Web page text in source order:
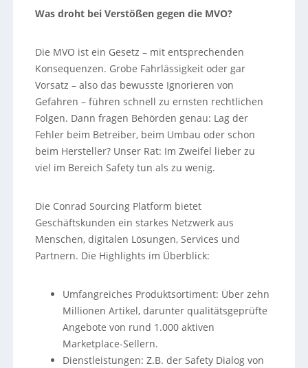
Was droht bei Verstößen gegen die MVO?
Die MVO ist ein Gesetz – mit entsprechenden
Konsequenzen. Grobe Fahrlässigkeit oder gar
Vorsatz – also das bewusste Ignorieren von
Gefahren – führen schnell zu ernsten rechtlichen
Folgen. Dann fragen Behörden genau: Lag der
Fehler beim Betreiber, beim Umbau oder schon
beim Hersteller? Unser Rat: Im Zweifel lieber zu
viel im Bereich Safety tun als zu wenig.
Die Conrad Sourcing Platform bietet
Geschäftskunden ein starkes Netzwerk aus
Menschen, digitalen Lösungen, Services und
Partnern. Die Highlights im Überblick:
Umfangreiches Produktsortiment: Über zehn
Millionen Artikel, darunter qualitätsgeprüfte
Angebote von rund 1.000 aktiven
Marketplace-Sellern.
Dienstleistungen: Z.B. der Safety Dialog von